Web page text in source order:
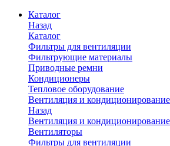
Каталог
Назад
Каталог
Фильтры для вентиляции
Фильтрующие материалы
Приводные ремни
Кондиционеры
Тепловое оборудование
Вентиляция и кондиционирование
Назад
Вентиляция и кондиционирование
Вентиляторы
Фильтры для вентиляции